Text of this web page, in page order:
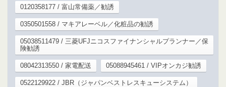
0120358177 / 富山常備薬／勧誘
0350501558 / マキアレーベル／化粧品の勧誘
05038511479 / 三菱UFJニコスファイナンシャルプランナー／保
険勧誘
08042313550 / 家電配送 05088945461 / VIPオンカジ勧誘
0522129922 / JBR（ジャパンベストレスキューシステム）